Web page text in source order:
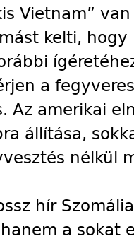
Vietnam”
kelti,
a
Az amerikai
állítása,
nélkül
hír
a sokat